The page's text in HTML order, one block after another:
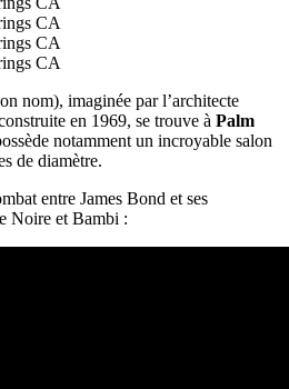
nom), imaginée par l’architecte
en 1969, se trouve à Palm
notamment un incroyable salon
de diamètre.
entre James Bond et ses
Noire et Bambi :